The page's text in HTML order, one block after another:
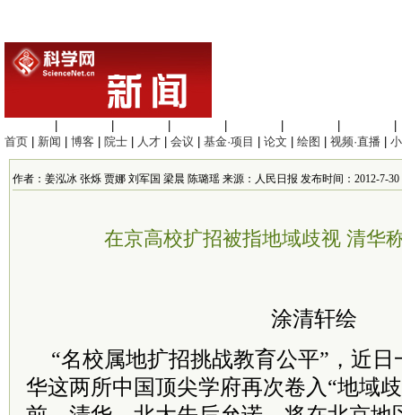
首页
新闻 博客 院士 人才 会议 基金·项目 论文 绘图 视频·直播
作者：姜泓冰 张烁 贾娜 刘军国 梁晨 陈璐瑶 来源：人民日报 发布时间：2012-7-30
在京高校扩招被指地域歧视 清华
涂清轩绘
“名校属地扩招挑战教育公平”，近
华这两所中国顶尖学府再次卷入“地域